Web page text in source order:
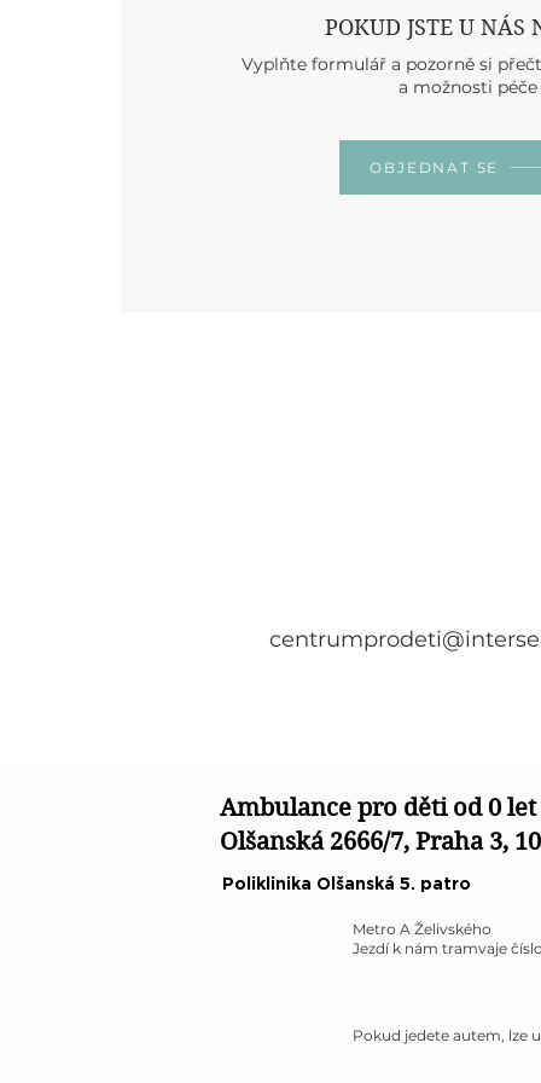
POKUD JSTE U NÁS
Vyplňte formulář a pozorně si
a možnosti péče
OBJEDNAT SE
Ambulance pro děti od 0 let
Olšanská 2666/7, Praha 3,
Poliklinika Olšanská 5. patro
Metro A Želivského
Jezdí k nám tramvaje
Pokud jedete autem, lze